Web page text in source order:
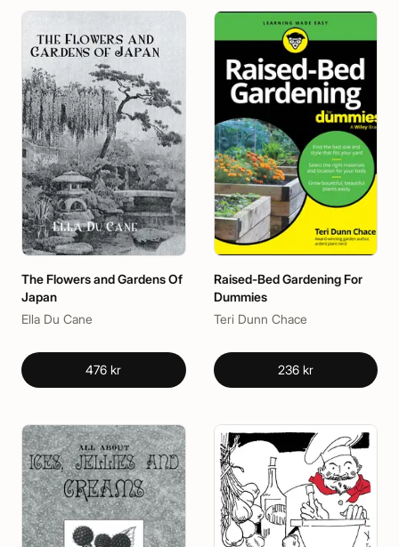
The Flowers and Gardens Of
Japan
Ella Du Cane
476 kr
Raised-Bed Gardening For
Dummies
Teri Dunn Chace
236 kr